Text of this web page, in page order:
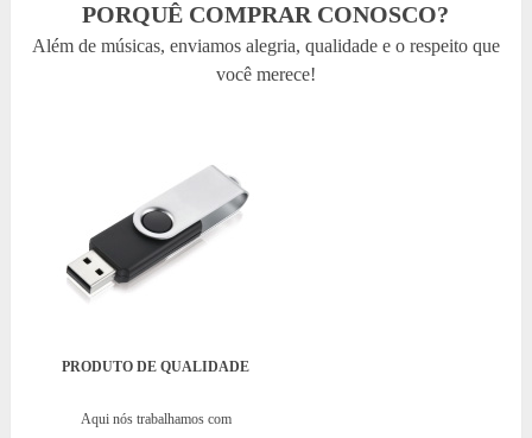
PORQUÊ COMPRAR CONOSCO?
Além de músicas, enviamos alegria, qualidade e o respeito que
você merece!
PRODUTO DE QUALIDADE
Aqui nós trabalhamos com